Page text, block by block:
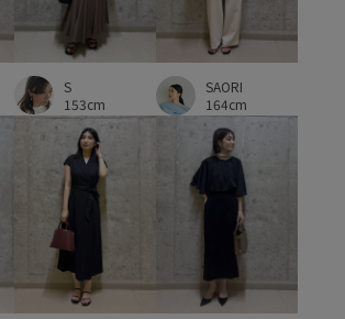
合わせやすい 型崩れしにくい
大人の女性 幅広
快適な着心地 撥水性
普段使い 歩きやすい 美脚
薄手 軽やかな素材感
限定カラー 高級感
S
153cm
SAORI
164cm